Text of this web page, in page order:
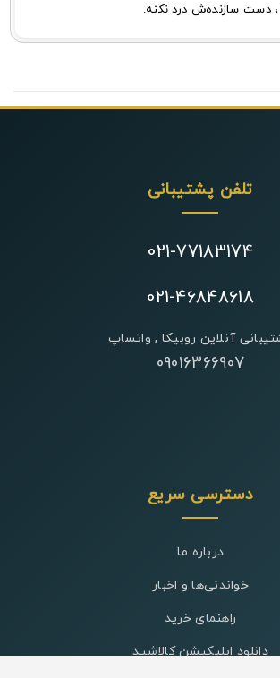
دست سازنده‌ش درد نکنه.
تلفن پشتیبانی
021-77183174
021-46848618
آنلاین روبیکا , واتساپ
09016366907
دسترسی سریع
درباره ما
خواندنی‌ها و اخبار
راهنمای خرید
دانلود اپلیکیشن کالاشید